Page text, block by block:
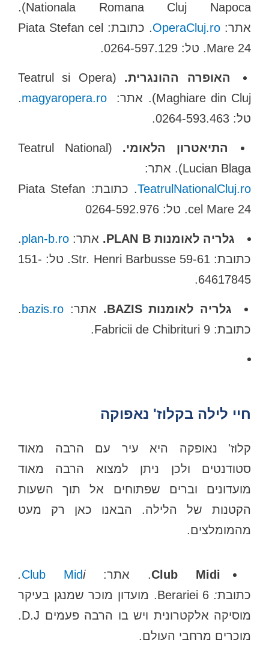
Nationala Romana Cluj Napoca).
אתר: OperaCluj.ro
. כתובת: Piata Stefan cel
Mare 24. טל: 0264-597.129.
האופרה ההונגרית.
(Teatrul si Opera
Maghiare din Cluj). אתר:
magyaropera.ro
.
טל: 0264-593.463.
התיאטרון הלאומי.
(Teatrul National
Lucian Blaga). אתר:
TeatrulNationalCluj.ro
. כתובת: Piata Stefan
cel Mare 24. טל: 0264-592.976
גלריה לאומנות PLAN B. אתר: plan-b.ro
.
כתובת: Str. Henri Barbusse 59-61. טל: 151-
64617845.
גלריה לאומנות BAZIS. אתר: bazis.ro
.
כתובת: Fabricii de Chibrituri 9.
חיי לילה בקלוז' נאפוקה
קלוז' נאופקה היא עיר עם הרבה מאוד
סטודנטים ולכן ניתן למצוא הרבה מאוד
מועדונים וברים שפתוחים אל תוך השעות
הקטנות של הלילה. הבאנו כאן רק מעט
מהמומלצים.
Club Midi. אתר: Club Midi.
כתובת:
Berariei 6. מועדון מוכר שמנגן בעיקר
מוסיקה אלקטרונית ויש בו הרבה פעמים D.J.
מוכרים מרחבי העולם.